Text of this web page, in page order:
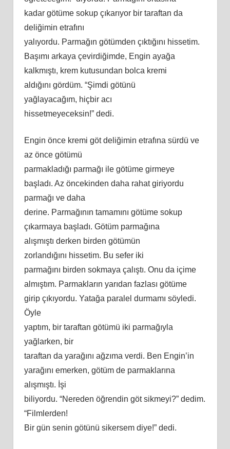
kadar götüme sokup çıkarıyor bir taraftan da
deliğimin etrafını
yalıyordu. Parmağın götümden çıktığını hissetim.
Başımı arkaya çevirdiğimde, Engin ayağa
kalkmıştı, krem kutusundan bolca kremi
aldığını gördüm. “Şimdi götünü
yağlayacağım, hiçbir acı
hissetmeyeceksin!” dedi.
Engin önce kremi göt deliğimin etrafına sürdü ve
az önce götümü
parmakladığı parmağı ile götüme girmeye
başladı. Az öncekinden daha rahat giriyordu
parmağı ve daha
derine. Parmağının tamamını götüme sokup
çıkarmaya başladı. Götüm parmağına
alışmıştı derken birden götümün
zorlandığını hissetim. Bu sefer iki
parmağını birden sokmaya çalıştı. Onu da içime
almıştım. Parmakların yarıdan fazlası götüme
girip çıkıyordu. Yatağa paralel durmamı söyledi.
Öyle
yaptım, bir taraftan götümü iki parmağıyla
yağlarken, bir
taraftan da yarağını ağzıma verdi. Ben Engin’in
yarağını emerken, götüm de parmaklarına
alışmıştı. İşi
biliyordu. “Nereden öğrendin göt sikmeyi?” dedim.
“Filmlerden!
Bir gün senin götünü sikersem diye!” dedi.